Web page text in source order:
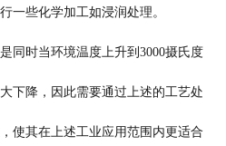
一些化学加工如浸润处理。
同时当环境温度上升到3000摄氏度
下降，因此需要通过上述的工艺处
使其在上述工业应用范围内更适合